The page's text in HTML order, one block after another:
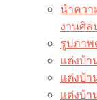
นำคว
งานศิล
รูปภาพ
แต่งบ้า
แต่งบ้
แต่งบ้า